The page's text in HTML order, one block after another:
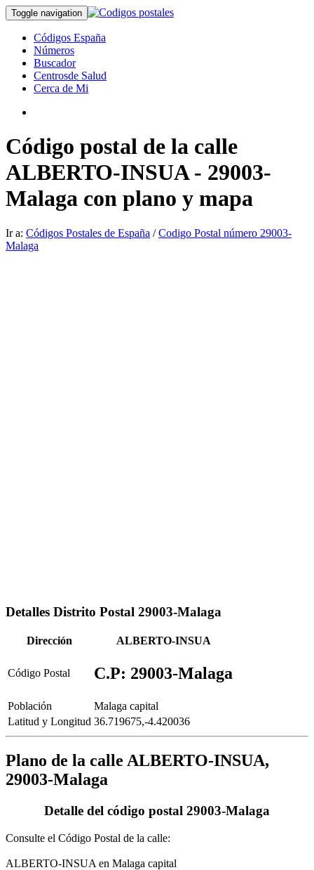
Toggle navigation
Códigos España
Números
Buscador
Centrosde Salud
Cerca de Mi
Código postal de la calle
ALBERTO-INSUA - 29003-
Malaga con plano y mapa
Ir a: Códigos Postales de España /Codigo Postal número 29003-
Malaga
Detalles Distrito Postal 29003-Malaga
Dirección ALBERTO-INSUA
Código Postal C.P: 29003-Malaga
Población
Malaga capital
Latitud y Longitud 36.719675,-4.420036
Plano de la calle ALBERTO-INSUA,
29003-Malaga
Detalle del código postal 29003-Malaga
Consulte el Código Postal de la calle:
ALBERTO-INSUA en Malaga capital